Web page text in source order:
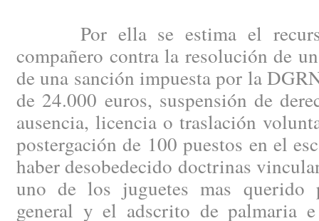
Por ella se estima el
compañero contra la resolución de
de una sanción impuesta por la
de 24.000 euros, suspensión de
ausencia, licencia o traslación
postergación de 100 puestos en el
haber desobedecido doctrinas
uno de los juguetes mas querido
general y el adscrito de palmaria